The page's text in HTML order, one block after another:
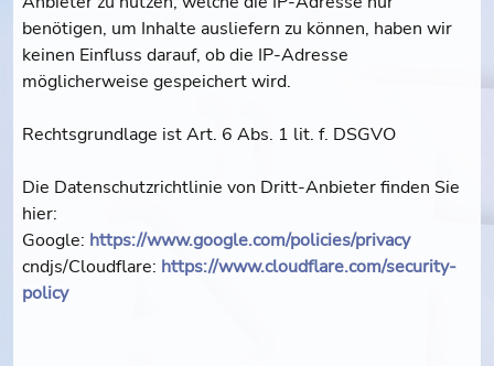
benötigen, um Inhalte ausliefern zu können, haben wir
keinen Einfluss darauf, ob die IP-Adresse
möglicherweise gespeichert wird.
Rechtsgrundlage ist Art. 6 Abs. 1 lit. f. DSGVO
Die Datenschutzrichtlinie von Dritt-Anbieter finden Sie
hier:
Google: https://www.google.com/policies/privacy
cndjs/Cloudflare: https://www.cloudflare.com/security-
policy